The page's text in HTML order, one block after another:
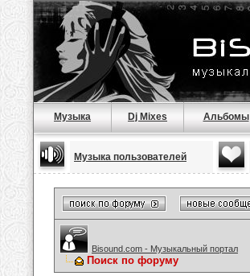
Музыка Dj Mixes Альбомы
Музыка пользователей
Bisound.com - Музыкальный портал
Поиск по форуму